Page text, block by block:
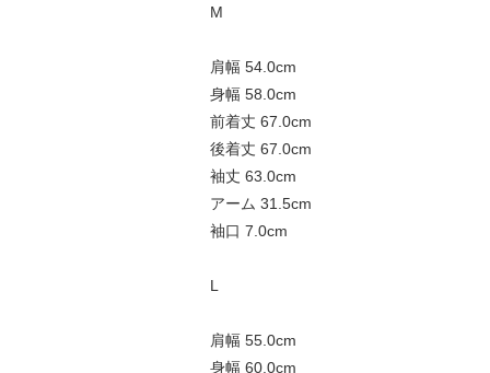
M
肩幅 54.0cm
身幅 58.0cm
前着丈 67.0cm
後着丈 67.0cm
袖丈 63.0cm
アーム 31.5cm
袖口 7.0cm
L
肩幅 55.0cm
身幅 60.0cm